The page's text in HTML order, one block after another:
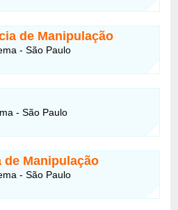
de Manipulação
- São Paulo
- São Paulo
de Manipulação
- São Paulo